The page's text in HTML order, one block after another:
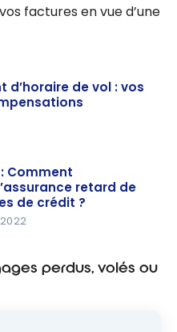
factures en vue d’une
d’horaire de vol : vos
Comment
retard de
de crédit ?
perdus, volés ou